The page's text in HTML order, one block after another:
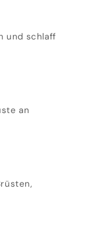
und schlaff
an